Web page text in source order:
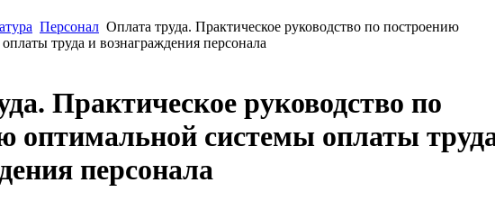
Персонал Оплата труда. Практическое руководство по построению
труда и вознаграждения персонала
Практическое руководство по
оптимальной системы оплаты
персонала